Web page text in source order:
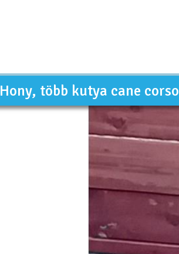
Hony, több kutya cane corso